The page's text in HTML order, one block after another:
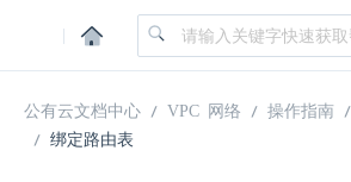
|
公有云文档中心 VPC 网络 操作指南
绑定路由表